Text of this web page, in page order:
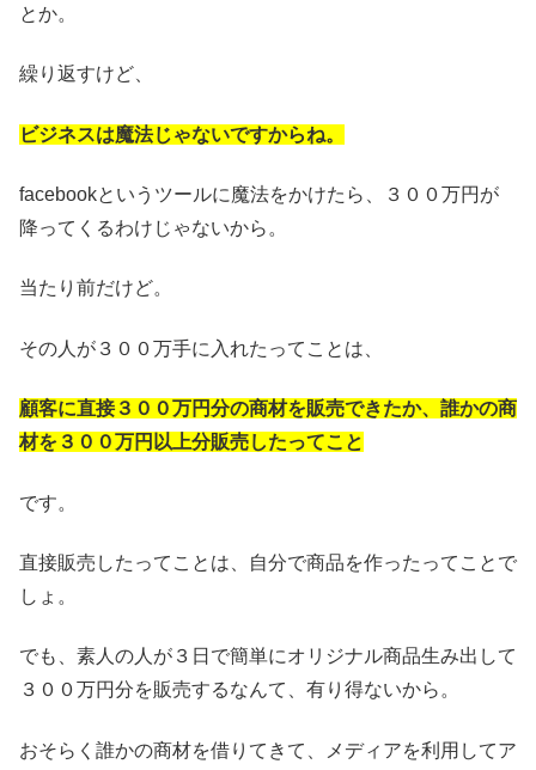
とか。
繰り返すけど、
ビジネスは魔法じゃないですからね。
facebookというツールに魔法をかけたら、３００万円が
降ってくるわけじゃないから。
当たり前だけど。
その人が３００万手に入れたってことは、
顧客に直接３００万円分の商材を販売できたか、誰かの商
材を３００万円以上分販売したってこと
です。
直接販売したってことは、自分で商品を作ったってことで
しょ。
でも、素人の人が３日で簡単にオリジナル商品生み出して
３００万円分を販売するなんて、有り得ないから。
おそらく誰かの商材を借りてきて、メディアを利用してア